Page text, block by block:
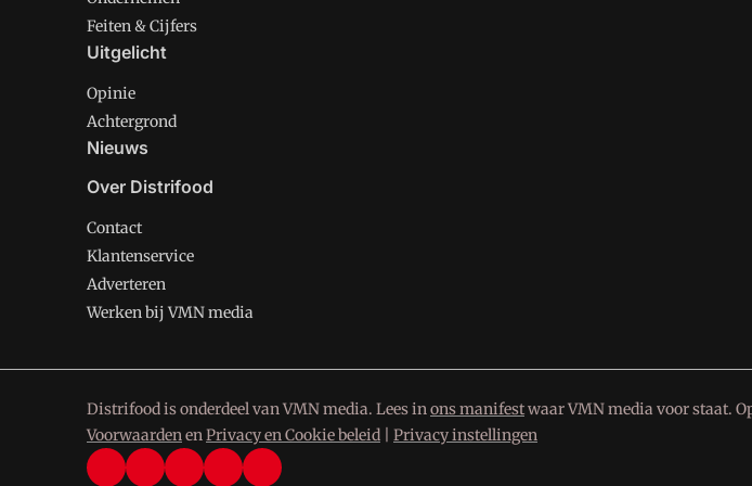
Feiten & Cijfers
Uitgelicht
Opinie
Achtergrond
Nieuws
Over Distrifood
Contact
Klantenservice
Adverteren
Werken bij VMN media
Distrifood is onderdeel van VMN media. Lees inons manifestwaar VMN media voor staat.
VoorwaardenenPrivacy en Cookie beleid Privacy instellingen